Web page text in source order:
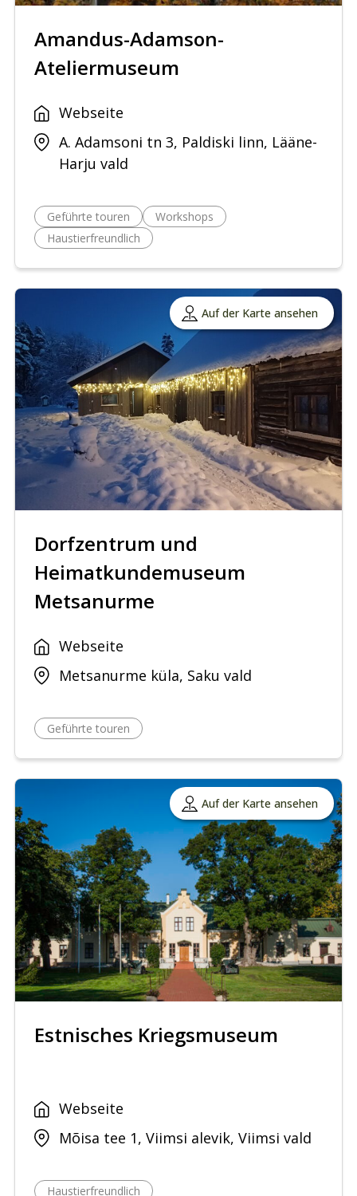
Amandus-Adamson-
Ateliermuseum
Webseite
A. Adamsoni tn 3, Paldiski linn, Lääne-
Harju vald
Geführte touren
Workshops
Haustierfreundlich
Auf der Karte ansehen
Dorfzentrum und
Heimatkundemuseum
Metsanurme
Webseite
Metsanurme küla, Saku vald
Geführte touren
Auf der Karte ansehen
Estnisches Kriegsmuseum
Webseite
Mõisa tee 1, Viimsi alevik, Viimsi vald
Haustierfreundlich